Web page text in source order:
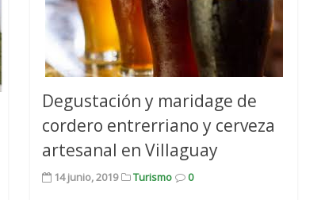
Degustación y maridage de
cordero entrerriano y cerveza
artesanal en Villaguay
14 junio, 2019 Turismo 0